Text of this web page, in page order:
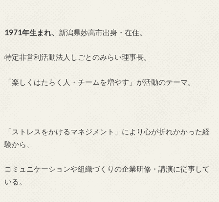
1971年生まれ、 新潟県妙高市出身・在住。
特定非営利活動法人しごとのみらい理事長。
「楽しくはたらく人・チームを増やす」が活動のテーマ。
「ストレスをかけるマネジメント」により心が折れかかった経
験から、
コミュニケーションや組織づくりの企業研修・講演に従事して
いる。